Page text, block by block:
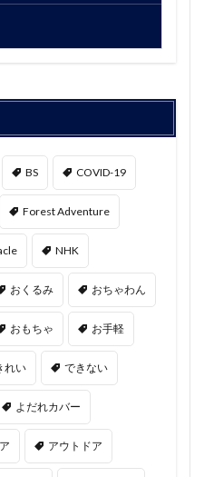
BS COVID-19
Forest Adventure
NHK
おくるみ おちゃわん
おもちゃ お手軽
れい できない
よだれカバー
アウトドア